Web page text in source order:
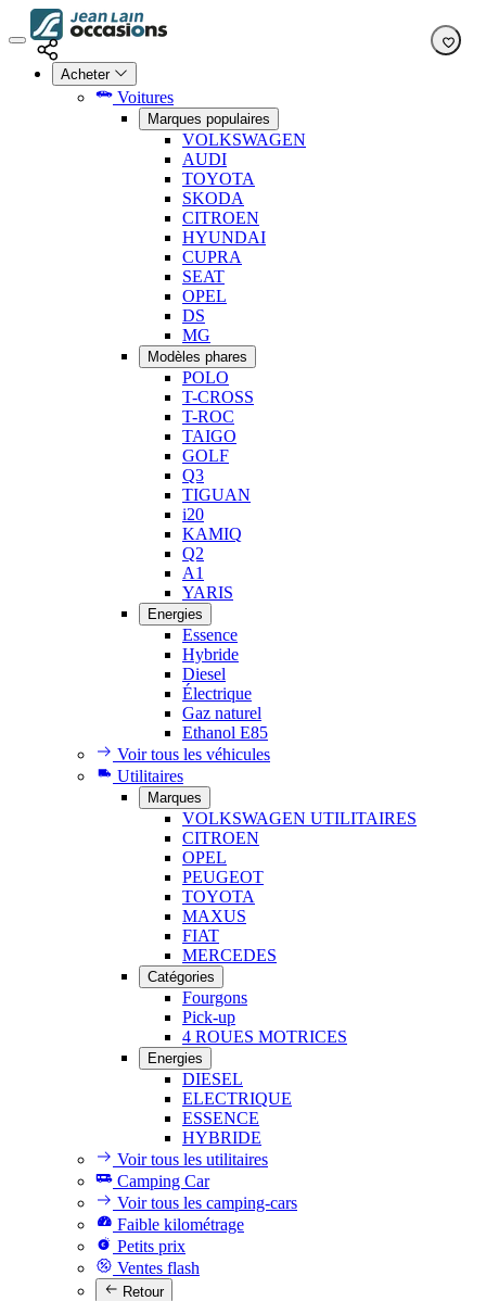
Acheter
Voitures
Marques populaires
VOLKSWAGEN
AUDI
TOYOTA
SKODA
CITROEN
HYUNDAI
CUPRA
SEAT
OPEL
DS
MG
Modèles phares
POLO
T-CROSS
T-ROC
TAIGO
GOLF
Q3
TIGUAN
i20
KAMIQ
Q2
A1
YARIS
Energies
Essence
Hybride
Diesel
Électrique
Gaz naturel
Ethanol E85
Voir tous les véhicules
Utilitaires
Marques
VOLKSWAGEN UTILITAIRES
CITROEN
OPEL
PEUGEOT
TOYOTA
MAXUS
FIAT
MERCEDES
Catégories
Fourgons
Pick-up
4 ROUES MOTRICES
Energies
DIESEL
ELECTRIQUE
ESSENCE
HYBRIDE
Voir tous les utilitaires
Camping Car
Voir tous les camping-cars
Faible kilométrage
Petits prix
Ventes flash
Retour